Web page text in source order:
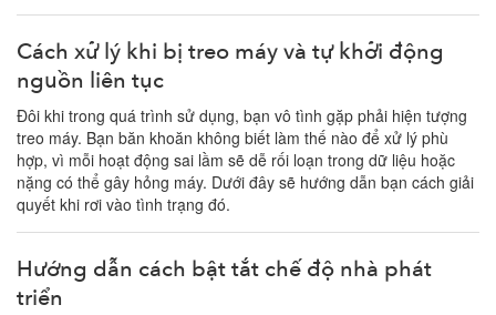
Cách xử lý khi bị treo máy và tự khởi động
nguồn liên tục
Đôi khi trong quá trình sử dụng, bạn vô tình gặp phải hiện tượng
treo máy. Bạn băn khoăn không biết làm thế nào để xử lý phù
hợp, vì mỗi hoạt động sai lầm sẽ dễ rối loạn trong dữ liệu hoặc
nặng có thể gây hỏng máy. Dưới đây sẽ hướng dẫn bạn cách giải
quyết khi rơi vào tình trạng đó.
Hướng dẫn cách bật tắt chế độ nhà phát
triển